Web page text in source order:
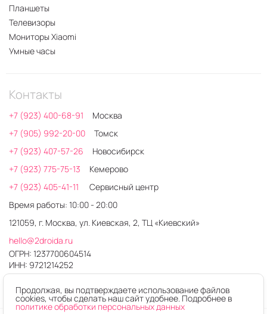
Планшеты
Телевизоры
Мониторы Xiaomi
Умные часы
Контакты
+7 (923) 400-68-91
Москва
+7 (905) 992-20-00
Томск
+7 (923) 407-57-26
Новосибирск
+7 (923) 775-75-13
Кемерово
+7 (923) 405-41-11
Сервисный центр
Время работы: 10:00 - 20:00
121059, г. Москва, ул. Киевская, 2, ТЦ «Киевский»
hello@2droida.ru
ОГРН: 1237700604514
ИНН: 9721214252
Продолжая, вы подтверждаете использование файлов
cookies, чтобы сделать наш сайт удобнее. Подробнее в
политике обработки персональных данных